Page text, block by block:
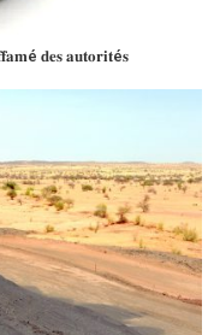
𝐝𝐞𝐬 𝐚𝐮𝐭𝐨𝐫𝐢𝐭é𝐬